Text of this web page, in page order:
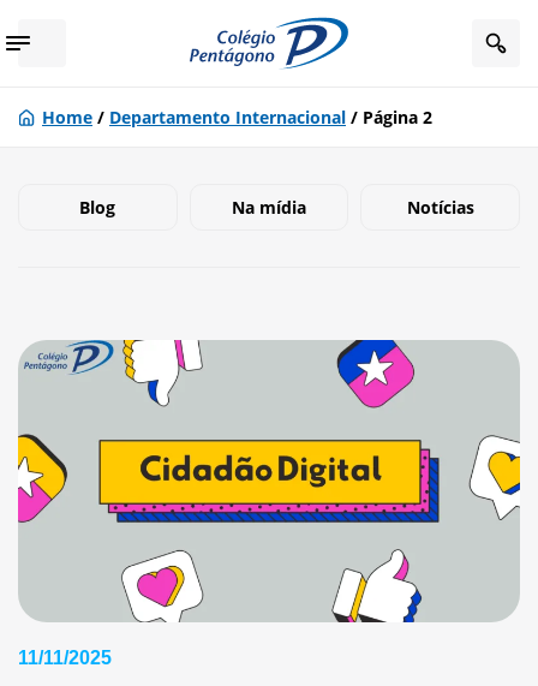
Home / Departamento Internacional / Página 2
Blog Na mídia Notícias
11/11/2025